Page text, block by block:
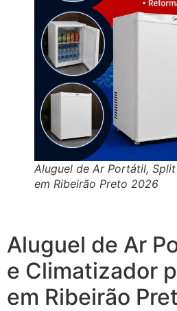
Aluguel de Ar Portátil,
em Ribeirão Preto 2026
Aluguel de Ar
e Climatizador
em Ribeirão